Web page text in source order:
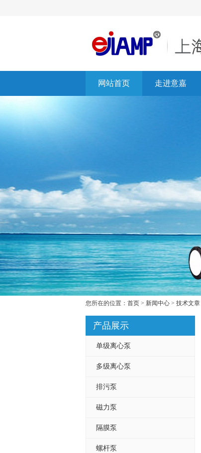
网站首页 走进意嘉
您所在的位置： 首页 > 新闻中心 > 技术文章
产品展示
单级离心泵
多级离心泵
排污泵
磁力泵
隔膜泵
螺杆泵